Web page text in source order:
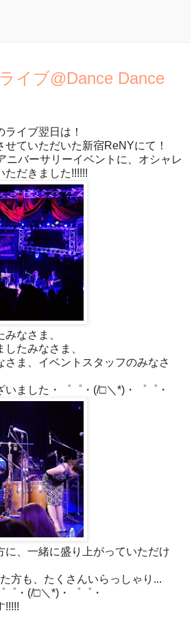
イブ@Dance Dance
イブ翌日は！
ていただいた新宿ReNYにて！
ニバーサリーイベントに、オシャレ
ただきました!!!!!!
なさま、
たみなさま、
さま、イベントスタッフのみなさ
ました・゜゜・(/□＼*)・゜゜・
に、一緒に盛り上がっていただけ
方も、たくさんいらっしゃり...
・(/□＼*)・゜゜・
!!!!!